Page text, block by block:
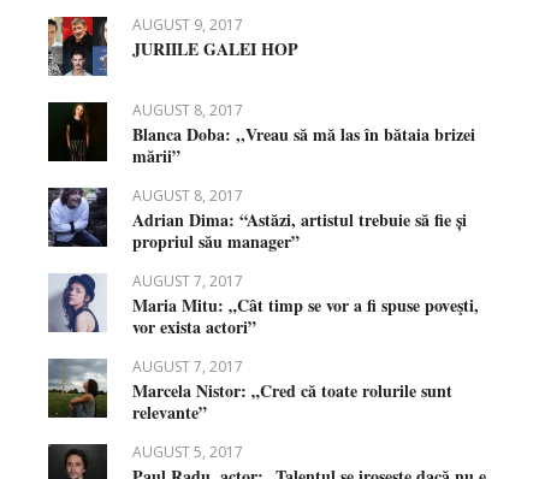
AUGUST 9, 2017
JURIILE GALEI HOP
AUGUST 8, 2017
Blanca Doba: ,,Vreau să mă las în bătaia brizei
mării”
AUGUST 8, 2017
Adrian Dima: “Astăzi, artistul trebuie să fie și
propriul său manager”
AUGUST 7, 2017
Maria Mitu: „Cât timp se vor a fi spuse poveşti,
vor exista actori”
AUGUST 7, 2017
Marcela Nistor: „Cred că toate rolurile sunt
relevante”
AUGUST 5, 2017